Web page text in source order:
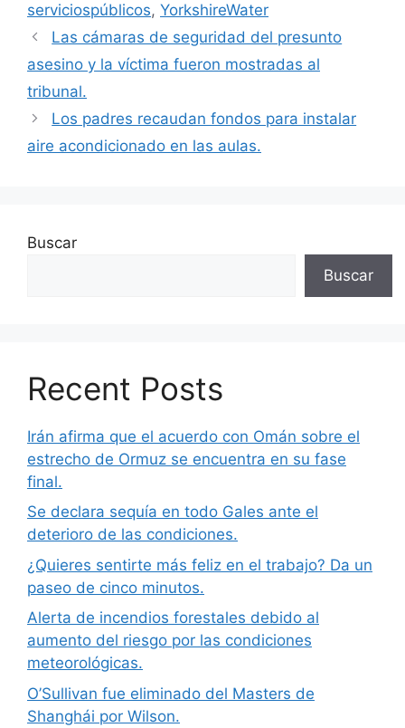
serviciospúblicos, YorkshireWater
Las cámaras de seguridad del presunto
asesino y la víctima fueron mostradas al
tribunal.
Los padres recaudan fondos para instalar
aire acondicionado en las aulas.
Buscar
Buscar
Recent Posts
Irán afirma que el acuerdo con Omán sobre el
estrecho de Ormuz se encuentra en su fase
final.
Se declara sequía en todo Gales ante el
deterioro de las condiciones.
¿Quieres sentirte más feliz en el trabajo? Da un
paseo de cinco minutos.
Alerta de incendios forestales debido al
aumento del riesgo por las condiciones
meteorológicas.
O’Sullivan fue eliminado del Masters de
Shanghái por Wilson.